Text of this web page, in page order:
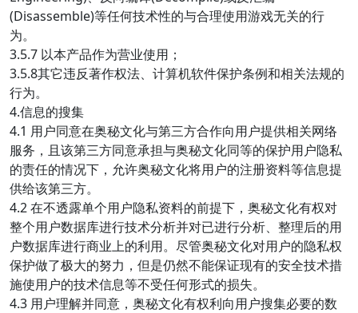
(Disassemble)等任何技术性的与合理使用游戏无关的行
为。
3.5.7 以本产品作为营业使用；
3.5.8其它违反著作权法、计算机软件保护条例和相关法规的
行为。
4.信息的搜集
4.1 用户同意在奥秘文化与第三方合作向用户提供相关网络
服务，且该第三方同意承担与奥秘文化同等的保护用户隐私
的责任的情况下，允许奥秘文化将用户的注册资料等信息提
供给该第三方。
4.2 在不透露单个用户隐私资料的前提下，奥秘文化有权对
整个用户数据库进行技术分析并对已进行分析、整理后的用
户数据库进行商业上的利用。尽管奥秘文化对用户的隐私权
保护做了极大的努力，但是仍然不能保证现有的安全技术措
施使用户的技术信息等不受任何形式的损失。
4.3 用户理解并同意，奥秘文化有权利向用户搜集必要的数